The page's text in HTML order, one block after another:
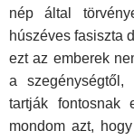
nép által
húszéves fasiszta
ezt az emberek
a szegénységtől,
tartják fontosnak
mondom azt,